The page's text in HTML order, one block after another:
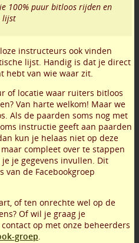
100% puur bitloos rijden en
lijst
instructeurs ook vinden
lijst. Handig is dat je direct
hebt van wie waar zit.
of locatie waar ruiters bitloos
Van harte welkom! Maar we
Als de paarden soms nog met
instructie geeft aan paarden
kun je helaas niet op deze
compleet over te stappen
je je gegevens invullen. Dit
de Facebookgroep
of ten onrechte wel op de
Of wil je graag je
op met onze beheerders
groep.